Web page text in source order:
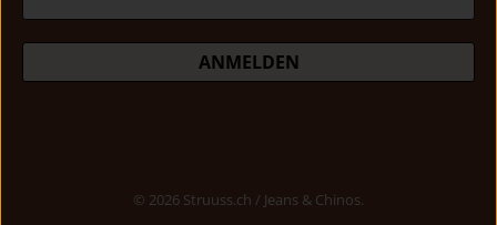
ANMELDEN
© 2026 Struuss.ch / Jeans & Chinos.